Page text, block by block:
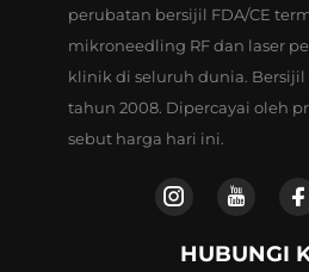
perubatan bersijil FDA/CE
mikroneedling RF dan laser
klinik di seluruh dunia. Bersijil
tahun 2008. Dipercayai oleh
sebut harga hari ini.
HUBUNGI